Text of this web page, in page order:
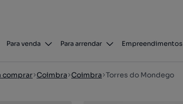
Para venda Para arrendar Empreendimentos
comprar Coimbra Coimbra Torres do Mondego